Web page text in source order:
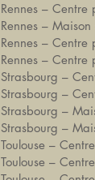
Rennes –
Rennes –
Rennes – Centre
Rennes – Centre
Strasbourg –
Strasbourg –
Strasbourg –
Strasbourg –
Toulouse –
Toulouse –